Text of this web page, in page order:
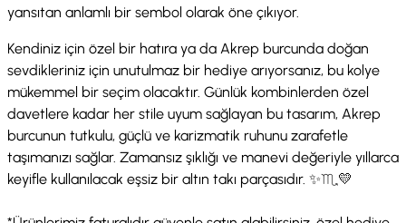
yansıtan anlamlı bir sembol olarak öne çıkıyor.
Kendiniz için özel bir hatıra ya da Akrep burcunda doğan
sevdikleriniz için unutulmaz bir hediye arıyorsanız, bu kolye
mükemmel bir seçim olacaktır. Günlük kombinlerden özel
davetlere kadar her stile uyum sağlayan bu tasarım, Akrep
burcunun tutkulu, güçlü ve karizmatik ruhunu zarafetle
taşımanızı sağlar. Zamansız şıklığı ve manevi değeriyle yıllarca
keyifle kullanılacak eşsiz bir altın takı parçasıdır. ✨♏💛